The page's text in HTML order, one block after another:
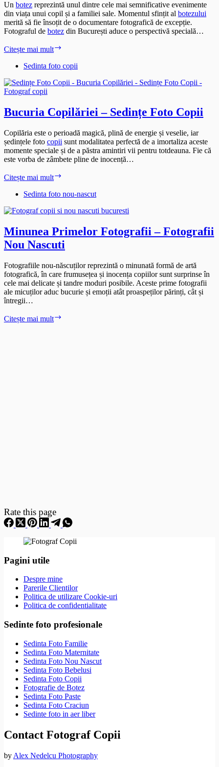
Un botez reprezintă unul dintre cele mai semnificative evenimente
din viața unui copil și a familiei sale. Momentul sfințit al botezului
merită să fie însoțit de o documentare fotografică de excepție.
Fotograful de botez din București aduce o perspectivă specială…
Citește mai mult
București
Îmbrățișând
Unice
Sedinta foto copii
Bucuria Copilăriei – Sedințe Foto Copii
Copilăria este o perioadă magică, plină de energie și veselie, iar
ședințele foto copii sunt modalitatea perfectă de a imortaliza aceste
momente speciale și de a păstra amintiri vii pentru totdeauna. Fie că
este vorba de zâmbete pline de inocență…
Citește mai mult
–
Foto
Sedinta foto nou-nascut
Minunea Primelor Fotografii – Fotografii
Nou Nascuti
Fotografiile nou-născuților reprezintă o minunată formă de artă
fotografică, în care frumusețea și inocența copiilor sunt surprinse în
cele mai delicate și tandre moduri posibile. Aceste prime fotografii
ale micuților aduc bucurie și emoții atât proaspeților părinți, cât și
întregii…
Citește mai mult
Rate this page
Pagini utile
Despre mine
Parerile Clientilor
Politica de utilizare Cookie-uri
Politica de confidentialitate
Sedinte foto profesionale
Sedinta Foto Familie
Sedinta Foto Maternitate
Sedinta Foto Nou Nascut
Sedinta Foto Bebelusi
Sedinta Foto Copii
Fotografie de Botez
Sedinta Foto Paste
Sedinta Foto Craciun
Sedinte foto in aer liber
Contact Fotograf Copii
by Alex Nedelcu Photography